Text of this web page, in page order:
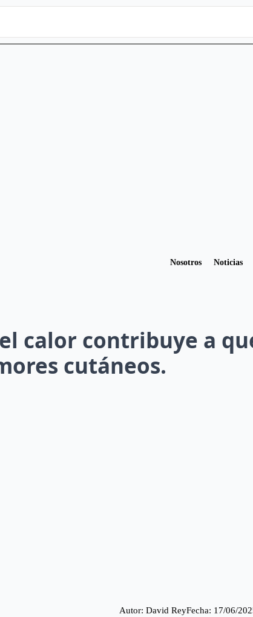
Nosotros Noticias
calor contribuye a
cutáneos.
Autor: David ReyFecha: 17/06/